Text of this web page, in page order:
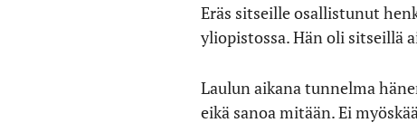
Eräs sitseille osallistunut
yliopistossa. Hän oli sitseillä
Laulun aikana tunnelma
eikä sanoa mitään. Ei